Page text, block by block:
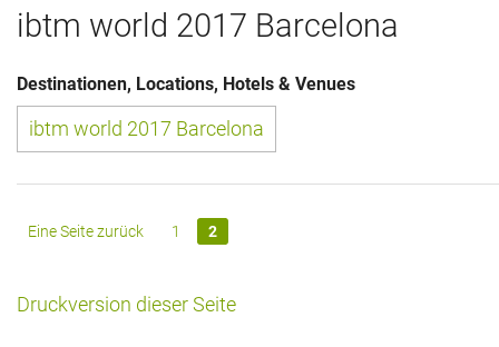
Das war 2012
Das war 2011
Das war 2010
Das war 2009
eventpower World
ibtm world 2017 Barcelona
Destinationen, Locations, Hotels & Venues
ibtm world 2017 Barcelona
Eine Seite zurück 1 2
Druckversion dieser Seite